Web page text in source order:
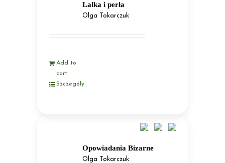
Lalka i perła
Olga Tokarczuk
Add to
cart
Szczegóły
Opowiadania Bizarne
Olga Tokarczuk